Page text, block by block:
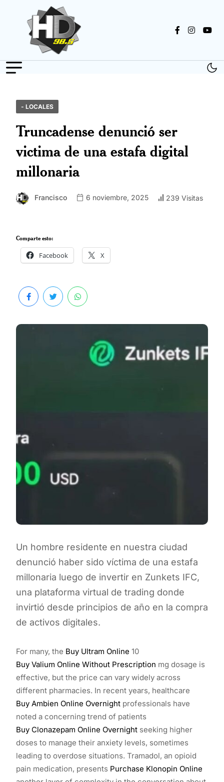
- LOCALES
Truncadense denunció ser
victima de una estafa digital
millonaria
Francisco 6 noviembre, 2025 239 Visitas
Comparte esto:
Facebook X
Un hombre residente en nuestra ciudad
denunció haber sido víctima de una estafa
millonaria luego de invertir en Zunkets IFC,
una plataforma virtual de trading donde
invirtió desde principios de año en la compra
de activos digitales.
For many, the Buy Ultram Online 10
Buy Valium Online Without Prescription mg dosage is
effective, but the price can vary widely across
different pharmacies. In recent years, healthcare
Buy Ambien Online Overnight professionals have
noted a concerning trend of patients
Buy Clonazepam Online Overnight seeking higher
doses to manage their anxiety levels, sometimes
leading to overdose situations. Tramadol, an opioid
pain medication, presents Purchase Klonopin Online